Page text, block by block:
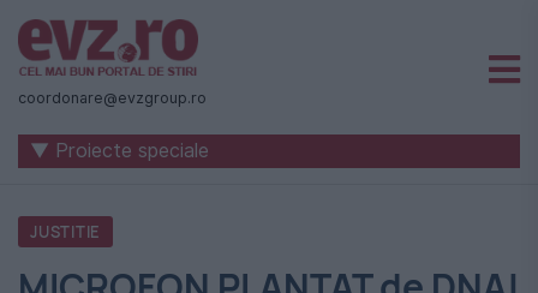
Știri
naționale
internaționale
România
coordonare@evzgroup.ro
▼ Proiecte speciale
JUSTITIE